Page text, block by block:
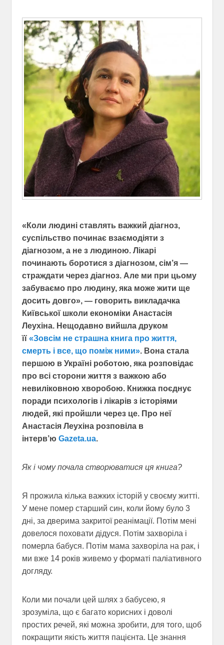
«Коли людині ставлять важкий діагноз,
суспільство починає взаємодіяти з
діагнозом, а не з людиною. Лікарі
починають боротися з діагнозом, сім’я —
страждати через діагноз. Але ми при цьому
забуваємо про людину, яка може жити ще
досить довго», — говорить викладачка
Київської школи економіки Анастасія
Леухіна. Нещодавно вийшла друком
її «Зовсім не страшна книга про життя,
смерть і все, що поміж ними». Вона стала
першою в Україні роботою, яка розповідає
про всі сторони життя з важкою або
невиліковною хворобою. Книжка поєднує
поради психологів і лікарів з історіями
людей, які пройшли через це. Про неї
Анастасія Леухіна розповіла в
інтерв’ю Gazeta.ua.
Як і чому почала створюватися ця книга?
Я прожила кілька важких історій у своєму житті.
У мене помер старший син, коли йому було 3
дні, за дверима закритої реанімації. Потім мені
довелося поховати дідуся. Потім захворіла і
померла бабуся. Потім мама захворіла на рак, і
ми вже 14 років живемо у форматі паліативного
догляду.
Коли ми почали цей шлях з бабусею, я
зрозуміла, що є багато корисних і доволі
простих речей, які можна зробити, для того, щоб
покращити якість життя пацієнта. Це знання